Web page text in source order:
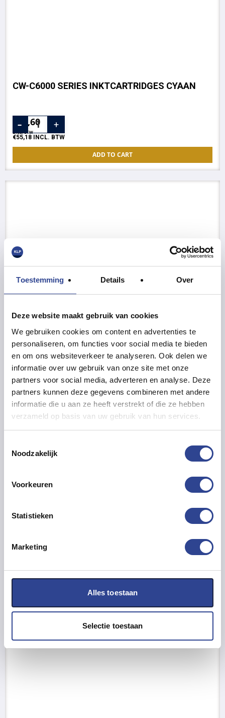
Toestemming Details Over
Deze website maakt gebruik van cookies
We gebruiken cookies om content en advertenties te
personaliseren, om functies voor social media te bieden
en om ons websiteverkeer te analyseren. Ook delen we
informatie over uw gebruik van onze site met onze
partners voor social media, adverteren en analyse. Deze
partners kunnen deze gegevens combineren met andere
informatie die u aan ze heeft verstrekt of die ze hebben
verzameld op basis van uw gebruik van hun services.
Noodzakelijk
Voorkeuren
Statistieken
Marketing
Alles toestaan
Selectie toestaan
CW-C6000 SERIES INKTCARTRIDGES CYAAN
45,60
EXCL. BTW
€55,18 INCL. BTW
ADD TO CART
€55,18INCL. BTW